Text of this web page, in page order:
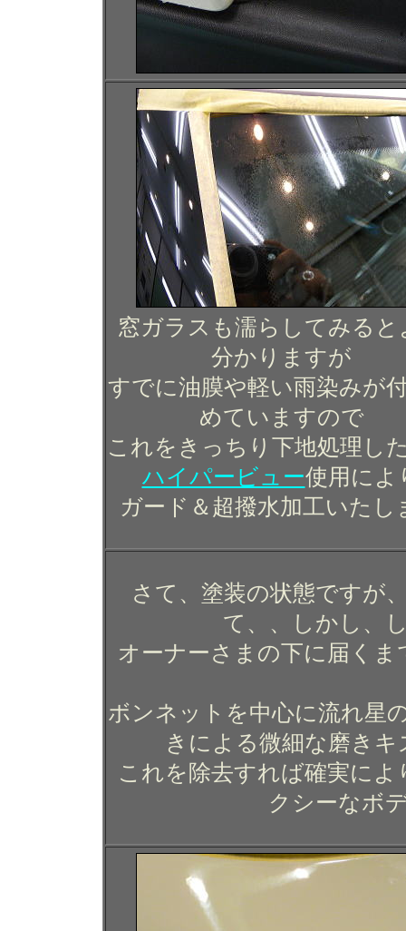
窓ガラスも濡らしてみると
分かりますが
すでに油膜や軽い雨染みが
めていますので
これをきっちり下地処理し
ハイパービュー使用によ
ガード＆超撥水加工いたし
さて、塗装の状態ですが
て、、しかし、
オーナーさまの下に届く
ボンネットを中心に流れ星
きによる微細な磨き
これを除去すれば確実に
クシーなボ